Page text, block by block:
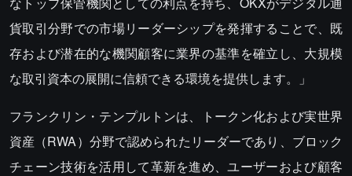
貨取引分野での市場リーダーシップを発揮することで、既
存および潜在的な機関顧客に業界の基準を確立し、大規模
な取引資本の展開に信頼できる環境を提供します。」
フランクリン・テンプルトンは、トークン化および実世界
資産（RWA）分野で認められたリーダーであり、ブロック
チェーン技術を活用して革新を進め、ユーザーおよび顧客